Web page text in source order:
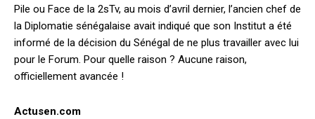
Pile ou Face de la 2sTv, au mois d’avril dernier, l’ancien chef de
la Diplomatie sénégalaise avait indiqué que son Institut a été
informé de la décision du Sénégal de ne plus travailler avec lui
pour le Forum. Pour quelle raison ? Aucune raison,
officiellement avancée !
Actusen.com